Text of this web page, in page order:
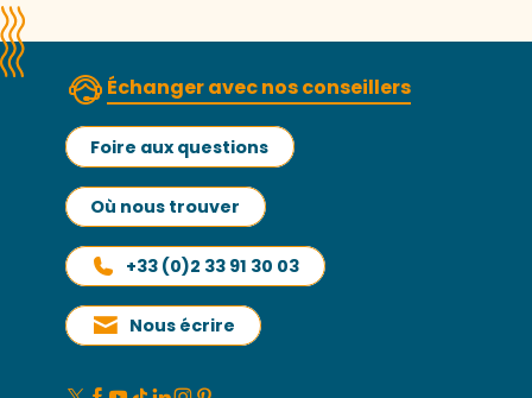
Échanger avec nos conseillers
Foire aux questions
Où nous trouver
+33 (0)2 33 91 30 03
Nous écrire